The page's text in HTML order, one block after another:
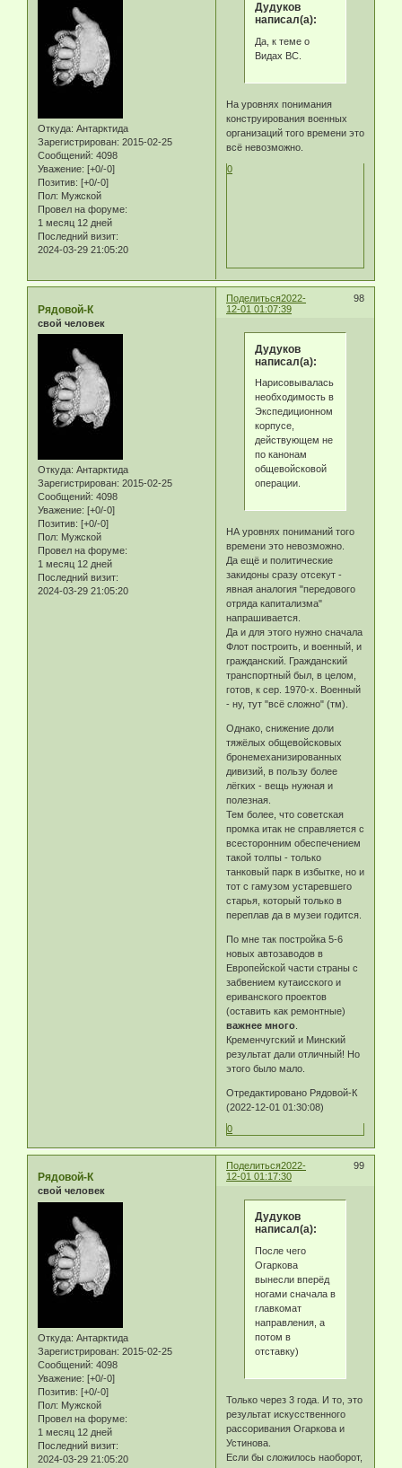
Откуда: Антарктида
Зарегистрирован: 2015-02-25
Сообщений: 4098
Уважение: [+0/-0]
Позитив: [+0/-0]
Пол: Мужской
Провел на форуме:
1 месяц 12 дней
Последний визит:
2024-03-29 21:05:20
Дудуков
написал(а):
Да, к теме о
Видах ВС.
На уровнях понимания
конструирования военных
организаций того времени это
всё невозможно.
0
Поделиться 98
2022-
12-01 01:07:39
Рядовой-К
свой человек
Откуда: Антарктида
Зарегистрирован: 2015-02-25
Сообщений: 4098
Уважение: [+0/-0]
Позитив: [+0/-0]
Пол: Мужской
Провел на форуме:
1 месяц 12 дней
Последний визит:
2024-03-29 21:05:20
Дудуков
написал(а):
Нарисовывалась
необходимость в
Экспедиционном
корпусе,
действующем не
по канонам
общевойсковой
операции.
НА уровнях пониманий того
времени это невозможно.
Да ещё и политические
закидоны сразу отсекут -
явная аналогия "передового
отряда капитализма"
напрашивается.
Да и для этого нужно сначала
Флот построить, и военный, и
гражданский. Гражданский
транспортный был, в целом,
готов, к сер. 1970-х. Военный
- ну, тут "всё сложно" (тм).
Однако, снижение доли
тяжёлых общевойсковых
бронемеханизированных
дивизий, в пользу более
лёгких - вещь нужная и
полезная.
Тем более, что советская
промка итак не справляется с
всесторонним обеспечением
такой толпы - только
танковый парк в избытке, но и
тот с гамузом устаревшего
старья, который только в
переплав да в музеи годится.
По мне так постройка 5-6
новых автозаводов в
Европейской части страны с
забвением кутаисского и
ериванского проектов
(оставить как ремонтные)
важнее много.
Кременчугский и Минский
результат дали отличный! Но
этого было мало.
Отредактировано Рядовой-К
(2022-12-01 01:30:08)
0
Поделиться 99
2022-
12-01 01:17:30
Рядовой-К
свой человек
Откуда: Антарктида
Зарегистрирован: 2015-02-25
Сообщений: 4098
Уважение: [+0/-0]
Позитив: [+0/-0]
Пол: Мужской
Провел на форуме:
1 месяц 12 дней
Последний визит:
2024-03-29 21:05:20
Дудуков
написал(а):
После чего
Огаркова
вынесли вперёд
ногами сначала в
главкомат
направления, а
потом в
отставку)
Только через 3 года. И то, это
результат искусственного
рассоривания Огаркова и
Устинова.
Если бы сложилось наоборот,